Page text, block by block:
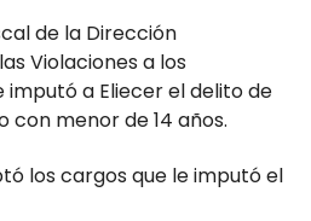
de la Dirección
Violaciones a los
imputó a Eliecer el delito de
con menor de 14 años.
los cargos que le imputó el